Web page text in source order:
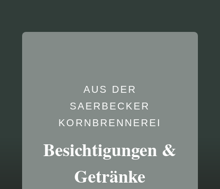
AUS DER
SAERBECKER
KORNBRENNEREI
Besichtigungen &
Getränke